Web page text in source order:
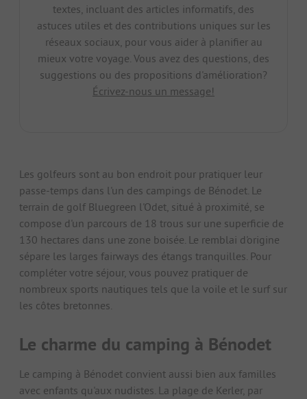
textes, incluant des articles informatifs, des
astuces utiles et des contributions uniques sur les
réseaux sociaux, pour vous aider à planifier au
mieux votre voyage. Vous avez des questions, des
suggestions ou des propositions d'amélioration?
Écrivez-nous un message!
Les golfeurs sont au bon endroit pour pratiquer leur
passe-temps dans l'un des campings de Bénodet. Le
terrain de golf Bluegreen l'Odet, situé à proximité, se
compose d'un parcours de 18 trous sur une superficie de
130 hectares dans une zone boisée. Le remblai d'origine
sépare les larges fairways des étangs tranquilles. Pour
compléter votre séjour, vous pouvez pratiquer de
nombreux sports nautiques tels que la voile et le surf sur
les côtes bretonnes.
Le charme du camping à Bénodet
Le camping à Bénodet convient aussi bien aux familles
avec enfants qu'aux nudistes. La plage de Kerler, par